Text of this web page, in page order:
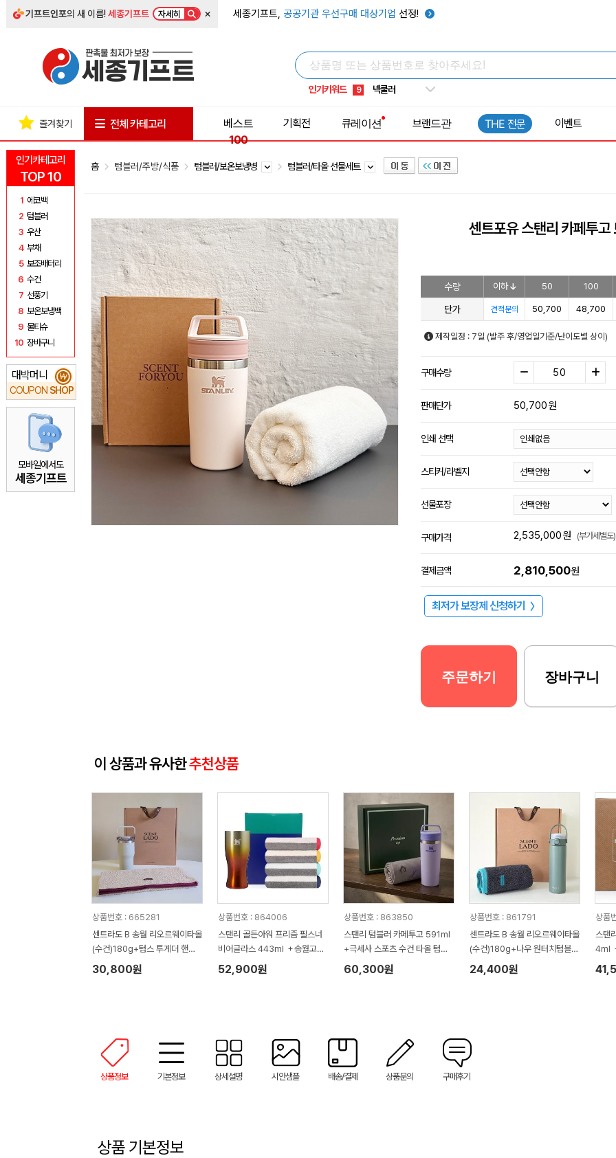
기프트인포의 새 이름!세종기프트 자세히 × 세종기프트, 공공기관 우선구매 대상기업 선정!
인기키워드
5 키캡
8 쿨토시
9 넥쿨러
1 선풍기
인기카테고리
TOP 10
1 에코백
2 텀블러
3 우산
4 부채
5 보조배터리
6 수건
7 선풍기
8 보온보냉백
9 물티슈
10 장바구니
대박머니
COUPON SHOP
₩
모바일에서도
세종기프트
즐겨찾기 전체 카테고리
베스트
100
기획전 큐레이션 브랜드관 THE 전문 이벤트
홈 텀블러/주방/식품 텀블러/보온보냉병 텀블러/타올 선물세트
센트포유 스탠리 카페투
수량 이하 50 100
단가 견적문의 50,700 48,700
제작일정 : 7일 (발주 후/영업일기준/난이도별 상이)
구매수량
판매단가 50,700원
인쇄 선택
스티커/라벨지
선물포장
구매가격 2,535,000원 (부가세별도)
결제금액 2,810,500원
최저가 보장제 신청하기 〉
주문하기 장바구니
이 상품과 유사한추천상품
상품번호 : 665281
센트라도 B 송월 리오르웨이타올
(수건)180g+텀스 투게더 핸들
텀블러 600ml 세트
30,800원
상품번호 : 864006
스탠리 골든아워 프리즘 필스너
비어글라스 443ml ＋송월고급
수건1P세트
52,900원
상품번호 : 863850
스탠리 텀블러 카페투고 591ml
+극세사 스포츠 수건 타올 텀블
러세트 까페투고 SL12
60,300원
상품번호 : 861791
센트라도 B 송월 리오르웨이타올
(수건)180g+나우 원터치텀블러
500ml 세트
24,400원
상품
스탠
4ml
상품정보 기본정보 상세설명 시안샘플 배송/결제 상품문의 구매후기
상품 기본정보